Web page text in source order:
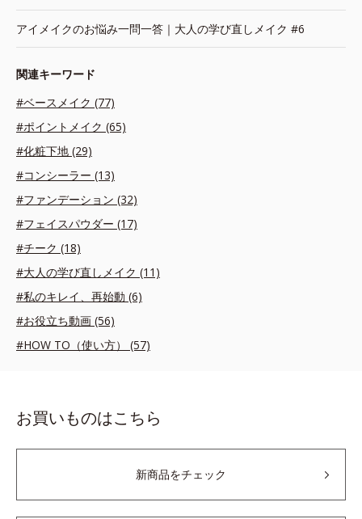
アイメイクのお悩み一問一答｜大人の学び直しメイク #6
関連キーワード
#ベースメイク (77)
#ポイントメイク (65)
#化粧下地 (29)
#コンシーラー (13)
#ファンデーション (32)
#フェイスパウダー (17)
#チーク (18)
#大人の学び直しメイク (11)
#私のキレイ、再始動 (6)
#お役立ち動画 (56)
#HOW TO（使い方） (57)
お買いものはこちら
新商品をチェック